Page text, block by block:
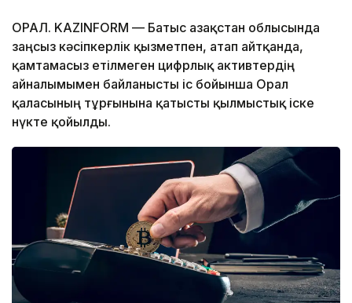
ОРАЛ. KAZINFORM — Батыс Қазақстан облысында
заңсыз кәсіпкерлік қызметпен, атап айтқанда,
қамтамасыз етілмеген цифрлық активтердің
айналымымен байланысты іс бойынша Орал
қаласының тұрғынына қатысты қылмыстық іске
нүкте қойылды.